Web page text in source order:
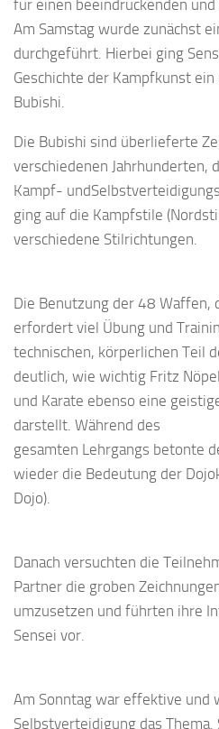
für einen beeindruckenden und
Am Samstag wurde zunächst
durchgeführt. Hierbei ging
Geschichte der Kampfkunst
Bubishi.
Die Bubishi sind überlieferte
verschiedenen Jahrhunderten,
Kampf-
ging auf die Kampfstile
verschiedene Stilrichtungen.
Die Benutzung der 48 Waffen,
erfordert viel Übung und
technischen, körperlichen Teil
deutlich, wie wichtig Fritz
und Karate ebenso eine
darstellt. Während des
gesamten Lehrgangs betonte
wieder die Bedeutung der
Dojo).
Danach versuchten die
Partner die groben
umzusetzen und führten ihre
Sensei vor.
Am Sonntag war effektive und
Selbstverteidigung das Thema.